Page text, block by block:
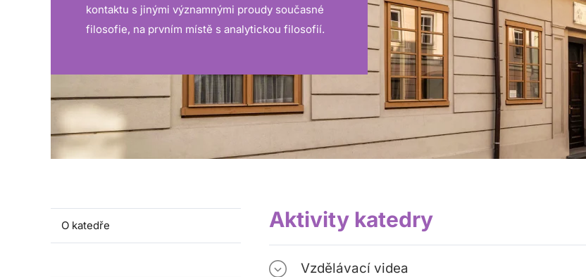
kontaktu s jinými významnými proudy současné
filosofie, na prvním místě s analytickou filosofií.
O katedře Aktivity katedry
Vzdělávací videa